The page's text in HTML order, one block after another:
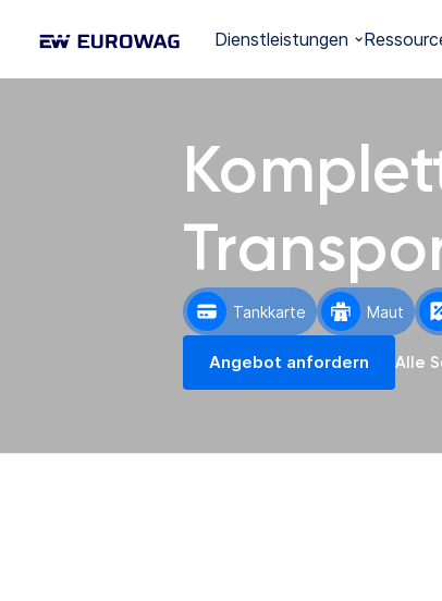
Dienstleistungen
Tankkarte Maut
Angebot anfordern Alle